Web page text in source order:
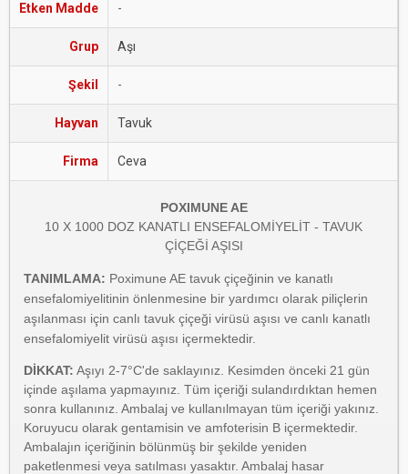
Etken Madde -
Grup Aşı
Şekil -
Hayvan Tavuk
Firma Ceva
POXIMUNE AE
10 X 1000 DOZ KANATLI ENSEFALOMİYELİT - TAVUK
ÇİÇEĞİ AŞISI
TANIMLAMA: Poximune AE tavuk çiçeğinin ve kanatlı
ensefalomiyelitinin önlenmesine bir yardımcı olarak piliçlerin
aşılanması için canlı tavuk çiçeği virüsü aşısı ve canlı kanatlı
ensefalomiyelit virüsü aşısı içermektedir.
DİKKAT: Aşıyı 2-7°C'de saklayınız. Kesimden önceki 21 gün
içinde aşılama yapmayınız. Tüm içeriği sulandırdıktan hemen
sonra kullanınız. Ambalaj ve kullanılmayan tüm içeriği yakınız.
Koruyucu olarak gentamisin ve amfoterisin B içermektedir.
Ambalajın içeriğinin bölünmüş bir şekilde yeniden
paketlenmesi veya satılması yasaktır. Ambalaj hasar